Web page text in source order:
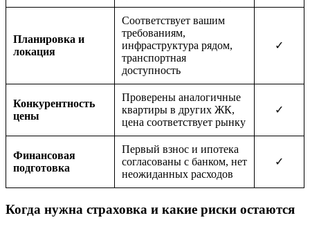
Планировка и
локация
Соответствует вашим
требованиям,
инфраструктура рядом,
транспортная
доступность
✓
Конкурентность
цены
Проверены аналогичные
квартиры в других ЖК,
цена соответствует рынку
✓
Финансовая
подготовка
Первый взнос и ипотека
согласованы с банком, нет
неожиданных расходов
✓
Когда нужна страховка и какие риски остаются